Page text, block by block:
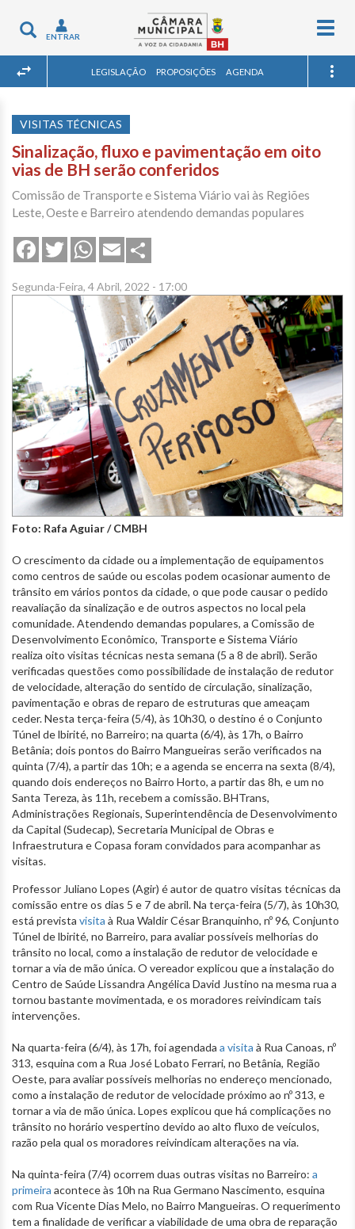
Toggle
navigation
ENTRAR
LEGISLAÇÃO PROPOSIÇÕES AGENDA
VISITAS TÉCNICAS
Sinalização, fluxo e pavimentação em oito
vias de BH serão conferidos
Comissão de Transporte e Sistema Viário vai às Regiões
Leste, Oeste e Barreiro atendendo demandas populares
FacebookTwitterWhatsApp
Email
Segunda-Feira, 4 Abril, 2022 - 17:00
Foto: Rafa Aguiar / CMBH
O crescimento da cidade ou a implementação de equipamentos
como centros de saúde ou escolas podem ocasionar aumento de
trânsito em vários pontos da cidade, o que pode causar o pedido
reavaliação da sinalização e de outros aspectos no local pela
comunidade. Atendendo demandas populares, a Comissão de
Desenvolvimento Econômico, Transporte e Sistema Viário
realiza oito visitas técnicas nesta semana (5 a 8 de abril). Serão
verificadas questões como possibilidade de instalação de redutor
de velocidade, alteração do sentido de circulação, sinalização,
pavimentação e obras de reparo de estruturas que ameaçam
ceder. Nesta terça-feira (5/4), às 10h30, o destino é o Conjunto
Túnel de lbirité, no Barreiro; na quarta (6/4), às 17h, o Bairro
Betânia; dois pontos do Bairro Mangueiras serão verificados na
quinta (7/4), a partir das 10h; e a agenda se encerra na sexta (8/4),
quando dois endereços no Bairro Horto, a partir das 8h, e um no
Santa Tereza, às 11h, recebem a comissão. BHTrans,
Administrações Regionais, Superintendência de Desenvolvimento
da Capital (Sudecap), Secretaria Municipal de Obras e
Infraestrutura e Copasa foram convidados para acompanhar as
visitas.
Professor Juliano Lopes (Agir) é autor de quatro visitas técnicas da
comissão entre os dias 5 e 7 de abril. Na terça-feira (5/7), às 10h30,
está prevista visita à Rua Waldir César Branquinho, nº 96, Conjunto
Túnel de lbirité, no Barreiro, para avaliar possíveis melhorias do
trânsito no local, como a instalação de redutor de velocidade e
tornar a via de mão única. O vereador explicou que a instalação do
Centro de Saúde Lissandra Angélica David Justino na mesma rua a
tornou bastante movimentada, e os moradores reivindicam tais
intervenções.
Na quarta-feira (6/4), às 17h, foi agendada a visita à Rua Canoas, nº
313, esquina com a Rua José Lobato Ferrari, no Betânia, Região
Oeste, para avaliar possíveis melhorias no endereço mencionado,
como a instalação de redutor de velocidade próximo ao nº 313, e
tornar a via de mão única. Lopes explicou que há complicações no
trânsito no horário vespertino devido ao alto fluxo de veículos,
razão pela qual os moradores reivindicam alterações na via.
Na quinta-feira (7/4) ocorrem duas outras visitas no Barreiro: a
primeira acontece às 10h na Rua Germano Nascimento, esquina
com Rua Vicente Dias Melo, no Bairro Mangueiras. O requerimento
tem a finalidade de verificar a viabilidade de uma obra de reparação